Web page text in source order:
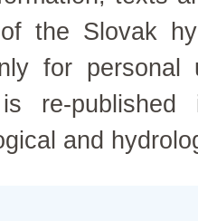
the Slovak
for personal
is re-
and